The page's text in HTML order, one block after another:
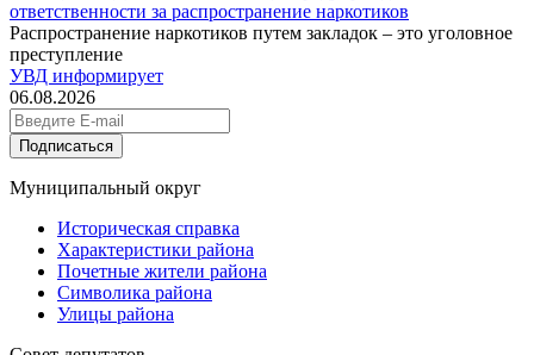
ответственности за распространение наркотиков
Распространение наркотиков путем закладок – это уголовное
преступление
УВД информирует
06.08.2026
Подписаться
Муниципальный округ
Историческая справка
Характеристики района
Почетные жители района
Символика района
Улицы района